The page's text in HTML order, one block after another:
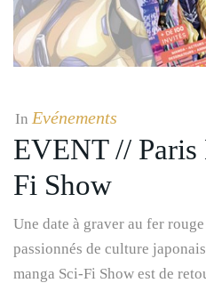
In Evénements
EVENT // Paris
Fi Show
Une date à graver au fer
passionnés de culture
manga Sci-Fi Show est de